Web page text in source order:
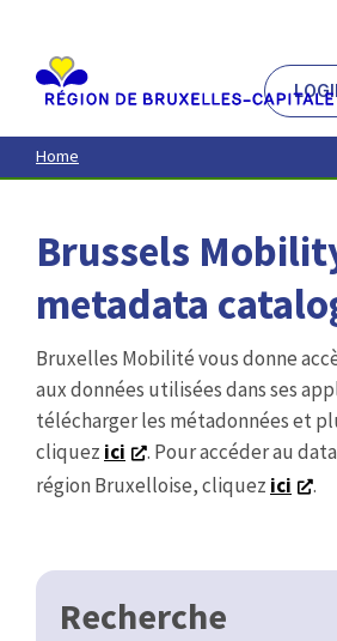
contenu
principal
Home
Brussels
metadata
Bruxelles Mobilité vous donne
aux données utilisées dans ses
télécharger les métadonnées et
cliquez ici
. Pour accéder au
région Bruxelloise, cliquez ici .
Recherche